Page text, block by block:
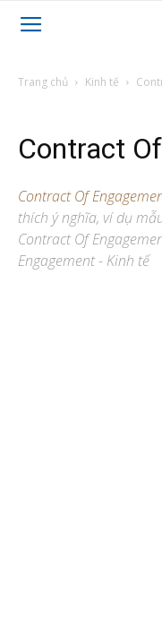
Trang chủ Kinh tế
Contract
Contract Of
thích ý nghĩa, ví dụ
Contract Of
Engagement - Kinh tế